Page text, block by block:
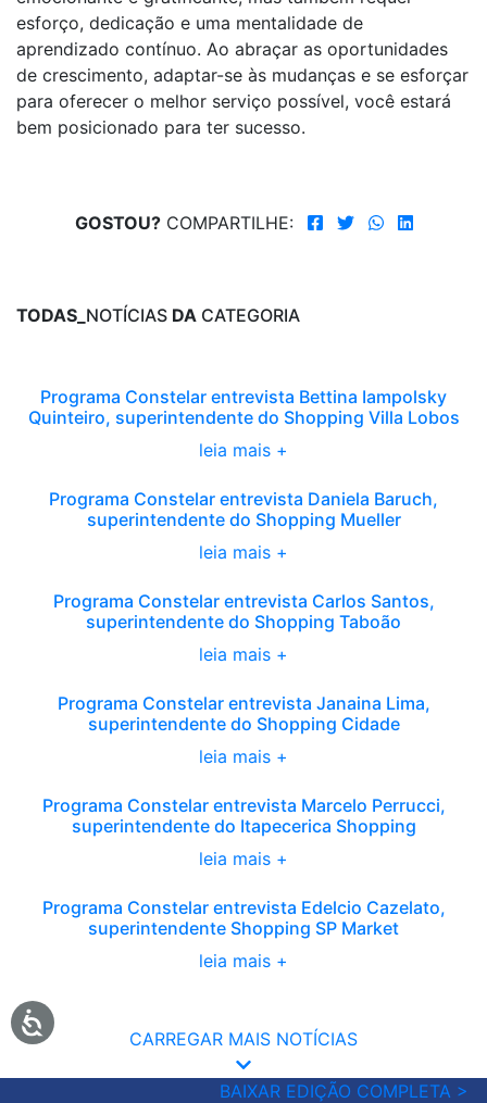
esforço, dedicação e uma mentalidade de
aprendizado contínuo. Ao abraçar as oportunidades
de crescimento, adaptar-se às mudanças e se esforçar
para oferecer o melhor serviço possível, você estará
bem posicionado para ter sucesso.
GOSTOU?COMPARTILHE:
TODAS_ NOTÍCIAS DA CATEGORIA
Programa Constelar entrevista Bettina Iampolsky
Quinteiro, superintendente do Shopping Villa Lobos
leia mais +
Programa Constelar entrevista Daniela Baruch,
superintendente do Shopping Mueller
leia mais +
Programa Constelar entrevista Carlos Santos,
superintendente do Shopping Taboão
leia mais +
Programa Constelar entrevista Janaina Lima,
superintendente do Shopping Cidade
leia mais +
Programa Constelar entrevista Marcelo Perrucci,
superintendente do Itapecerica Shopping
leia mais +
Programa Constelar entrevista Edelcio Cazelato,
superintendente Shopping SP Market
leia mais +
CARREGAR MAIS NOTÍCIAS
BAIXAR EDIÇÃO COMPLETA >